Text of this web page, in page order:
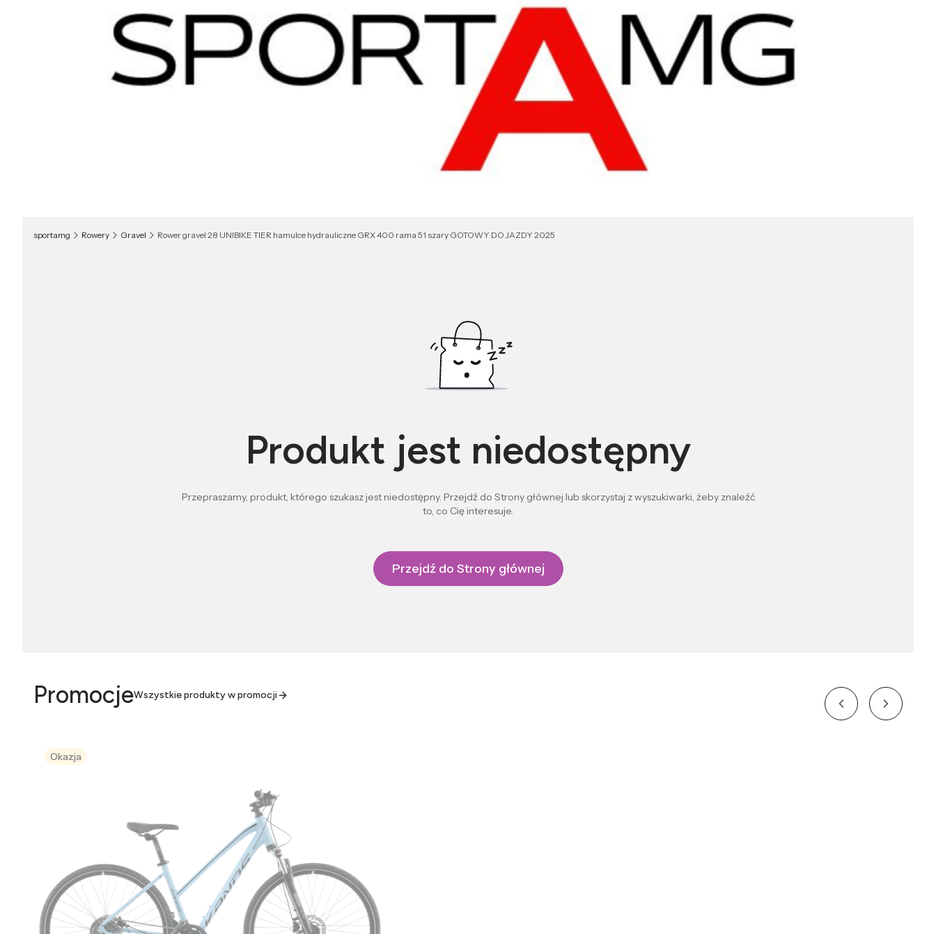
sportamg Rowery Gravel Rower gravel 28 UNIBIKE TIER hamulce hydrauliczne GRX 400 rama 51 szary GOTOWY DO JAZDY 2025
Produkt jest niedostępny
Przepraszamy, produkt, którego szukasz jest niedostępny. Przejdź do Strony głównej lub skorzystaj z wyszukiwarki, żeby znaleźć
to, co Cię interesuje.
Przejdź do Strony głównej
PromocjeWszystkie produkty w promocji
Okazja